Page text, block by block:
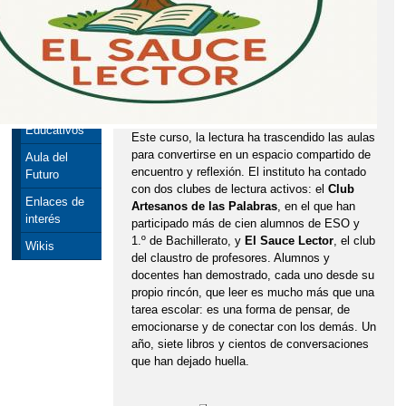
ERASMUS+
Secciones
Europeas
Documentos
Educativos
Aula del
Futuro
Enlaces de
interés
Wikis
Este curso, la lectura ha trascendido las aulas
para convertirse en un espacio compartido de
encuentro y reflexión. El instituto ha contado
con dos clubes de lectura activos: el Club
Artesanos de las Palabras, en el que han
participado más de cien alumnos de ESO y
1.º de Bachillerato, y El Sauce Lector, el club
del claustro de profesores. Alumnos y
docentes han demostrado, cada uno desde su
propio rincón, que leer es mucho más que una
tarea escolar: es una forma de pensar, de
emocionarse y de conectar con los demás. Un
año, siete libros y cientos de conversaciones
que han dejado huella.